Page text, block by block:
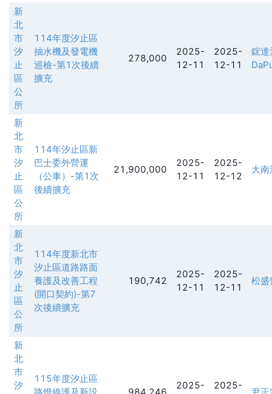
新
北
市
汐
止
區
公
所
114年度汐止區
抽水機及發電機
巡檢-第1次後續
擴充
278,000
2025-
12-11
2025-
12-11
鋐
新
北
市
汐
止
區
公
所
114年汐止區新
巴士委外營運
（公車）-第1次
後續擴充
21,900,000
2025-
12-11
2025-
12-12
大
新
北
市
汐
止
區
公
所
114年度新北市
汐止區道路路面
養護及改善工程
(開口契約)-第7
次後續擴充
190,742
2025-
12-11
2025-
12-11
松盛
新
北
市
汐
115年度汐止區
2025-
2025-